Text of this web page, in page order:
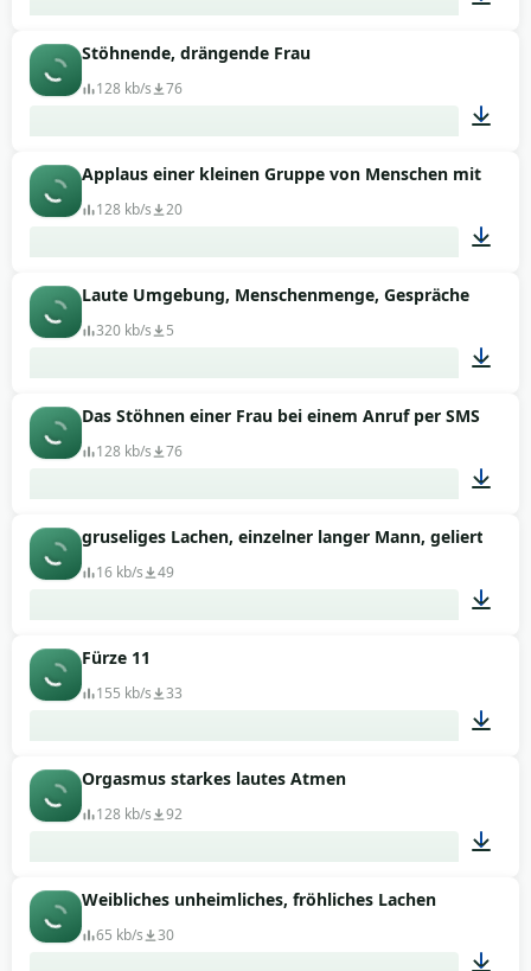
Stöhnende, drängende Frau
128 kb/s 76
00:21
Applaus einer kleinen Gruppe von Menschen mit
128 kb/s 20
00:04
Laute Umgebung, Menschenmenge, Gespräche
320 kb/s 5
02:06
Das Stöhnen einer Frau bei einem Anruf per SMS
128 kb/s 76
00:08
gruseliges Lachen, einzelner langer Mann, geliert
16 kb/s 49
Fürze 11
155 kb/s 33
Orgasmus starkes lautes Atmen
128 kb/s 92
Weibliches unheimliches, fröhliches Lachen
65 kb/s 30